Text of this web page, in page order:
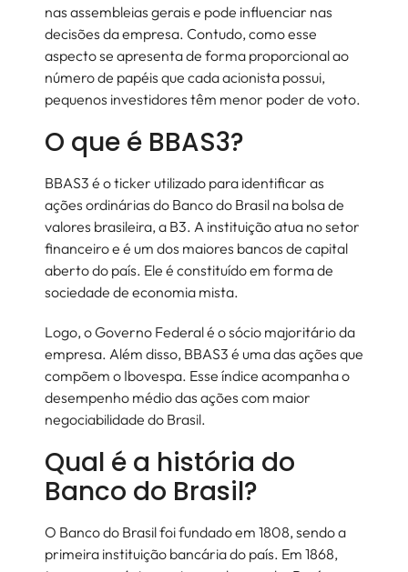
nas assembleias gerais e pode influenciar nas
decisões da empresa. Contudo, como esse
aspecto se apresenta de forma proporcional ao
número de papéis que cada acionista possui,
pequenos investidores têm menor poder de voto.
O que é BBAS3?
BBAS3 é o ticker utilizado para identificar as
ações ordinárias do Banco do Brasil na bolsa de
valores brasileira, a B3. A instituição atua no setor
financeiro e é um dos maiores bancos de capital
aberto do país. Ele é constituído em forma de
sociedade de economia mista.
Logo, o Governo Federal é o sócio majoritário da
empresa. Além disso, BBAS3 é uma das ações que
compõem o Ibovespa. Esse índice acompanha o
desempenho médio das ações com maior
negociabilidade do Brasil.
Qual é a história do
Banco do Brasil?
O Banco do Brasil foi fundado em 1808, sendo a
primeira instituição bancária do país. Em 1868,